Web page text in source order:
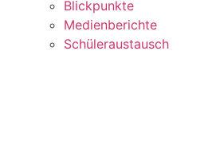
Blickpunkte
Medienberichte
Schüleraustausch